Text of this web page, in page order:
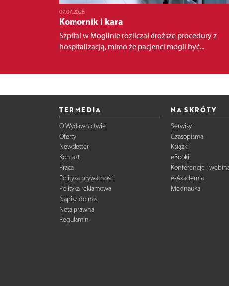
07.07.2026
Komornik i kara
Szpital w Mogilnie rozliczał droższe procedury z
hospitalizacją, mimo że pacjenci mogli być...
TERMEDIA
O Wydawnictwie
Oferty
Newsletter
Kontakt
Praca
Polityka prywatności
Polityka reklamowa
Napisz do nas
Nota prawna
Regulamin
NA SKRÓTY
Serwisy
Czasopisma
Książki
eBooki
Konferencje i
e-Akademia
Mednauka